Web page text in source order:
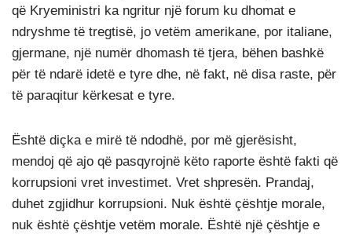
që Kryeministri ka ngritur një forum ku dhomat e
ndryshme të tregtisë, jo vetëm amerikane, por italiane,
gjermane, një numër dhomash të tjera, bëhen bashkë
për të ndarë idetë e tyre dhe, në fakt, në disa raste, për
të paraqitur kërkesat e tyre.
Është diçka e mirë të ndodhë, por më gjerësisht,
mendoj që ajo që pasqyrojnë këto raporte është fakti që
korrupsioni vret investimet. Vret shpresën. Prandaj,
duhet zgjidhur korrupsioni. Nuk është çështje morale,
nuk është çështje vetëm morale. Është një çështje e